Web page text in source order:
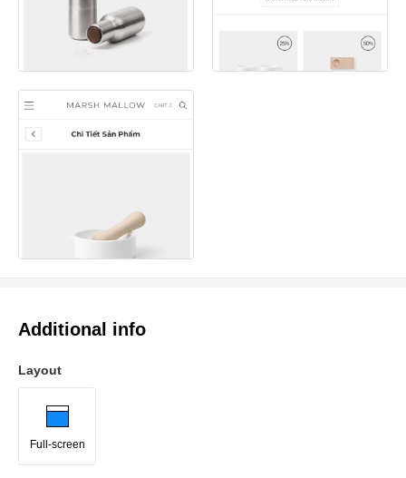
Additional info
Layout
Full-screen